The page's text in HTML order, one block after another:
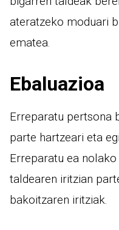
ateratzeko moduari
ematea.
Ebaluazioa
Erreparatu pertsona
parte hartzeari eta
Erreparatu ea nolako
taldearen iritzian
bakoitzaren iritziak.